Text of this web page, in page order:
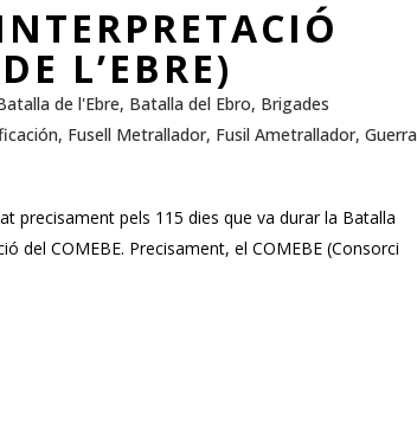
L’EBRE)
de l'Ebre, Batalla del Ebro, Brigades
, Fusell Metrallador, Fusil Ametrallador, Guerra
precisament pels 115 dies que va durar la Batalla
del COMEBE. Precisament, el COMEBE (Consorci